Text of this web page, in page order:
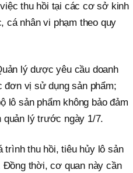
thu hồi tại các cơ sở kinh
cá nhân vi phạm theo quy
lý dược yêu cầu doanh
đơn vị sử dụng sản phẩm;
lô sản phẩm không bảo đảm
lý trước ngày 1/7.
trình thu hồi, tiêu hủy lô sản
thời, cơ quan này cần